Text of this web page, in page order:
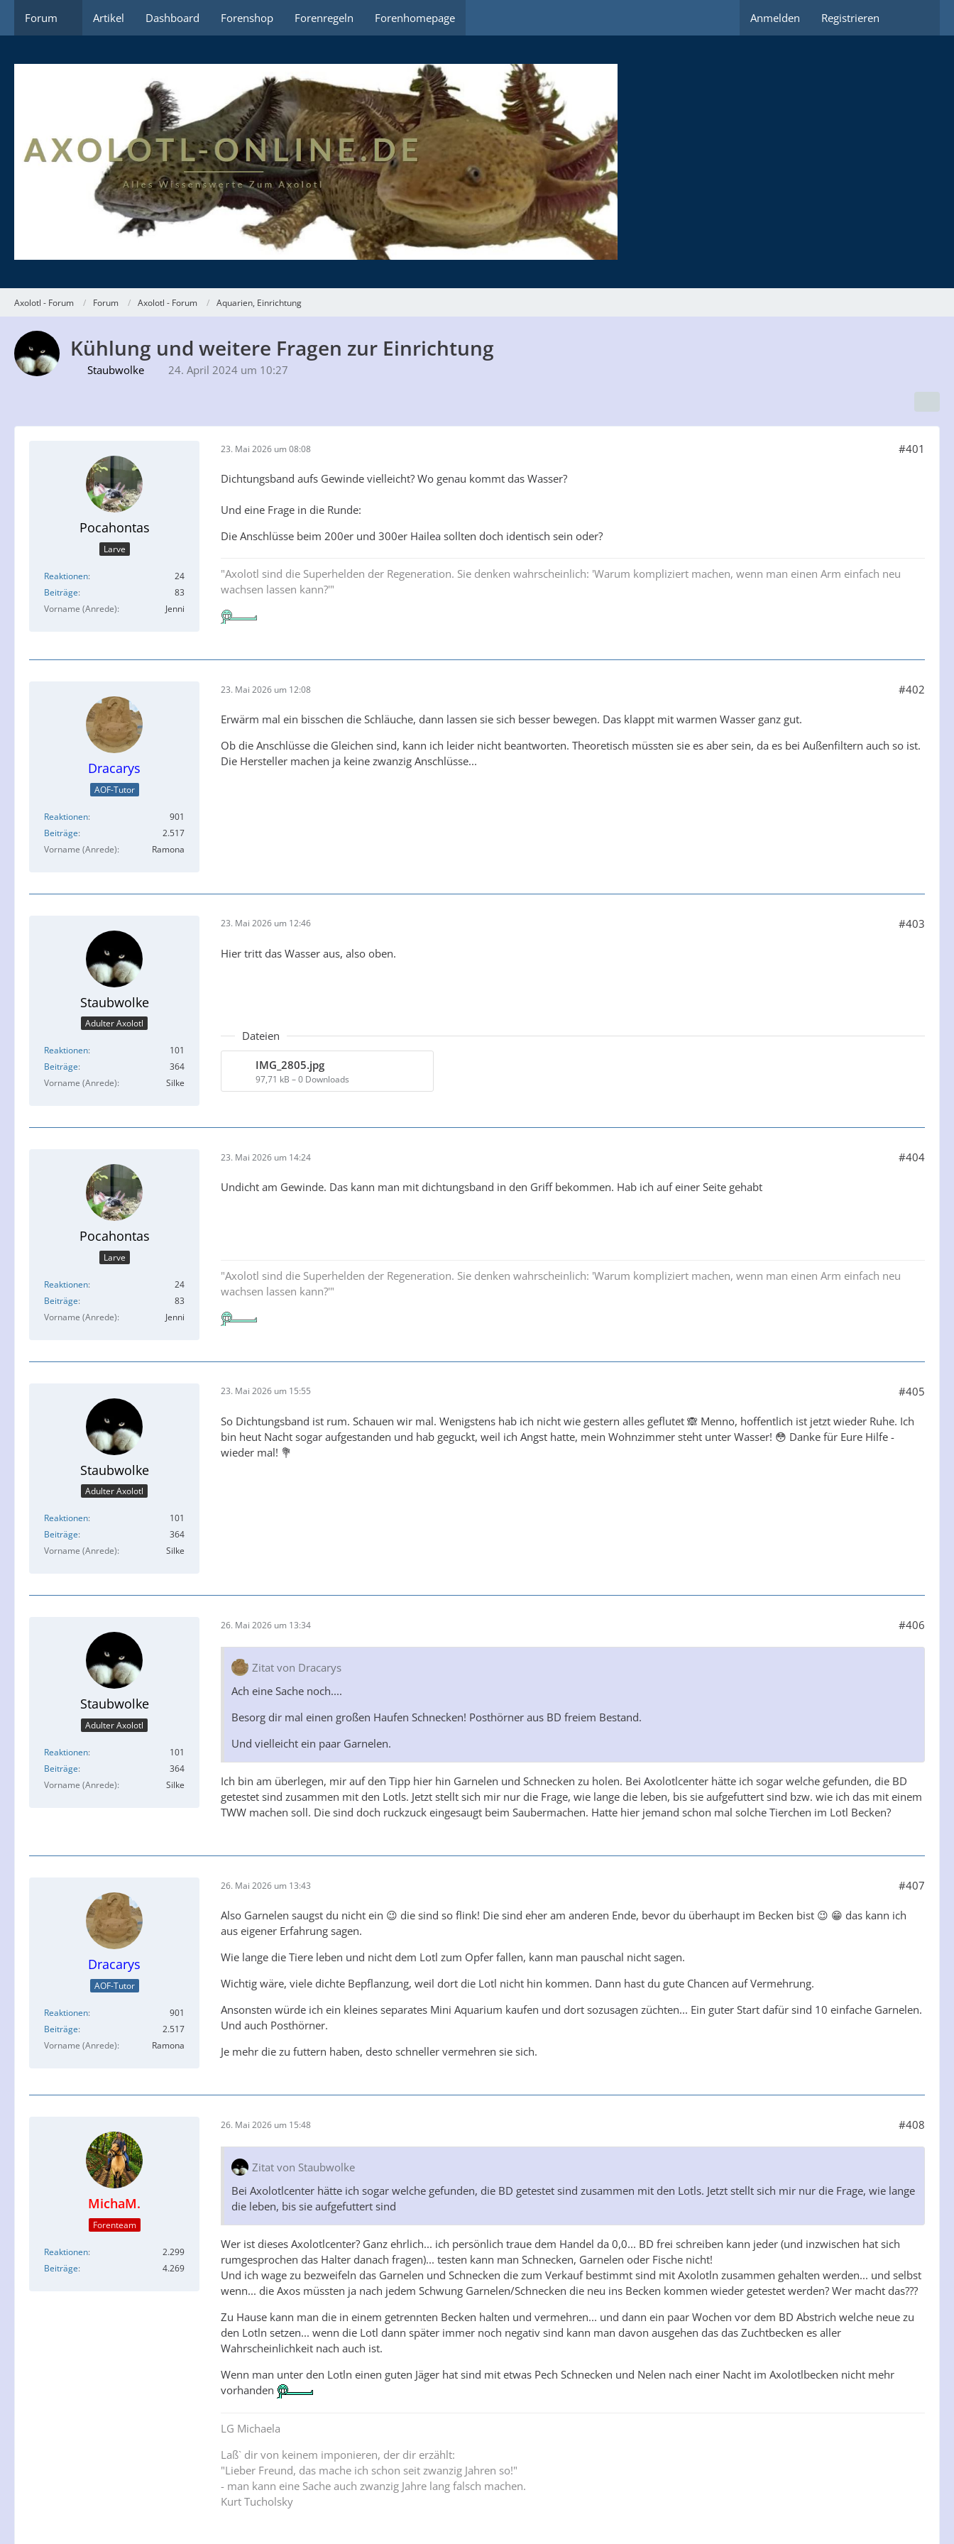
Forum Artikel Dashboard Forenshop Forenregeln Forenhomepage Anmelden Registrieren
Axolotl - Forum Forum Axolotl - Forum Aquarien, Einrichtung
Kühlung und weitere Fragen zur Einrichtung
Staubwolke 24. April 2024 um 10:27
Pocahontas
Larve
Reaktionen
24
Beiträge
83
Vorname (Anrede)
Jenni
23. Mai 2026 um 08:08 #401
Dichtungsband aufs Gewinde vielleicht? Wo genau kommt das Wasser?
Und eine Frage in die Runde:
Die Anschlüsse beim 200er und 300er Hailea sollten doch identisch sein oder?
"Axolotl sind die Superhelden der Regeneration. Sie denken wahrscheinlich: 'Warum kompliziert machen, wenn man einen Arm einfach neu
wachsen lassen kann?'"
Dracarys
AOF-Tutor
Reaktionen
901
Beiträge
2.517
Vorname (Anrede)
Ramona
23. Mai 2026 um 12:08 #402
Erwärm mal ein bisschen die Schläuche, dann lassen sie sich besser bewegen. Das klappt mit warmen Wasser ganz gut.
Ob die Anschlüsse die Gleichen sind, kann ich leider nicht beantworten. Theoretisch müssten sie es aber sein, da es bei Außenfiltern auch so ist.
Die Hersteller machen ja keine zwanzig Anschlüsse...
Staubwolke
Adulter Axolotl
Reaktionen
101
Beiträge
364
Vorname (Anrede)
Silke
23. Mai 2026 um 12:46 #403
Hier tritt das Wasser aus, also oben.
Dateien
IMG_2805.jpg
97,71 kB – 0 Downloads
Pocahontas
Larve
Reaktionen
24
Beiträge
83
Vorname (Anrede)
Jenni
23. Mai 2026 um 14:24 #404
Undicht am Gewinde. Das kann man mit dichtungsband in den Griff bekommen. Hab ich auf einer Seite gehabt
"Axolotl sind die Superhelden der Regeneration. Sie denken wahrscheinlich: 'Warum kompliziert machen, wenn man einen Arm einfach neu
wachsen lassen kann?'"
Staubwolke
Adulter Axolotl
Reaktionen
101
Beiträge
364
Vorname (Anrede)
Silke
23. Mai 2026 um 15:55 #405
So Dichtungsband ist rum. Schauen wir mal. Wenigstens hab ich nicht wie gestern alles geflutet 🙈 Menno, hoffentlich ist jetzt wieder Ruhe. Ich
bin heut Nacht sogar aufgestanden und hab geguckt, weil ich Angst hatte, mein Wohnzimmer steht unter Wasser! 😳 Danke für Eure Hilfe -
wieder mal! 💐
Staubwolke
Adulter Axolotl
Reaktionen
101
Beiträge
364
Vorname (Anrede)
Silke
26. Mai 2026 um 13:34 #406
Zitat von Dracarys
Ach eine Sache noch....
Besorg dir mal einen großen Haufen Schnecken! Posthörner aus BD freiem Bestand.
Und vielleicht ein paar Garnelen.
Ich bin am überlegen, mir auf den Tipp hier hin Garnelen und Schnecken zu holen. Bei Axolotlcenter hätte ich sogar welche gefunden, die BD
getestet sind zusammen mit den Lotls. Jetzt stellt sich mir nur die Frage, wie lange die leben, bis sie aufgefuttert sind bzw. wie ich das mit einem
TWW machen soll. Die sind doch ruckzuck eingesaugt beim Saubermachen. Hatte hier jemand schon mal solche Tierchen im Lotl Becken?
Dracarys
AOF-Tutor
Reaktionen
901
Beiträge
2.517
Vorname (Anrede)
Ramona
26. Mai 2026 um 13:43 #407
Also Garnelen saugst du nicht ein 😉 die sind so flink! Die sind eher am anderen Ende, bevor du überhaupt im Becken bist 😉 😁 das kann ich
aus eigener Erfahrung sagen.
Wie lange die Tiere leben und nicht dem Lotl zum Opfer fallen, kann man pauschal nicht sagen.
Wichtig wäre, viele dichte Bepflanzung, weil dort die Lotl nicht hin kommen. Dann hast du gute Chancen auf Vermehrung.
Ansonsten würde ich ein kleines separates Mini Aquarium kaufen und dort sozusagen züchten... Ein guter Start dafür sind 10 einfache Garnelen.
Und auch Posthörner.
Je mehr die zu futtern haben, desto schneller vermehren sie sich.
MichaM.
Forenteam
Reaktionen
2.299
Beiträge
4.269
26. Mai 2026 um 15:48 #408
Zitat von Staubwolke
Bei Axolotlcenter hätte ich sogar welche gefunden, die BD getestet sind zusammen mit den Lotls. Jetzt stellt sich mir nur die Frage, wie lange
die leben, bis sie aufgefuttert sind
Wer ist dieses Axolotlcenter? Ganz ehrlich... ich persönlich traue dem Handel da 0,0... BD frei schreiben kann jeder (und inzwischen hat sich
rumgesprochen das Halter danach fragen)... testen kann man Schnecken, Garnelen oder Fische nicht!
Und ich wage zu bezweifeln das Garnelen und Schnecken die zum Verkauf bestimmt sind mit Axolotln zusammen gehalten werden... und selbst
wenn... die Axos müssten ja nach jedem Schwung Garnelen/Schnecken die neu ins Becken kommen wieder getestet werden? Wer macht das???
Zu Hause kann man die in einem getrennten Becken halten und vermehren... und dann ein paar Wochen vor dem BD Abstrich welche neue zu
den Lotln setzen... wenn die Lotl dann später immer noch negativ sind kann man davon ausgehen das das Zuchtbecken es aller
Wahrscheinlichkeit nach auch ist.
Wenn man unter den Lotln einen guten Jäger hat sind mit etwas Pech Schnecken und Nelen nach einer Nacht im Axolotlbecken nicht mehr
vorhanden
LG Michaela
Laß` dir von keinem imponieren, der dir erzählt:
"Lieber Freund, das mache ich schon seit zwanzig Jahren so!"
- man kann eine Sache auch zwanzig Jahre lang falsch machen.
Kurt Tucholsky